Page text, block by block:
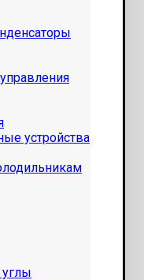
устройства